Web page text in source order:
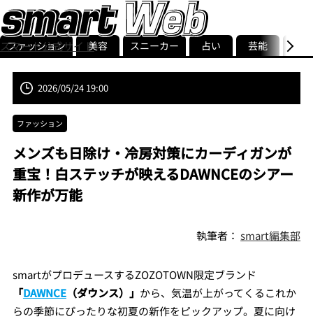
スマート公式サイト
smart最新号
記事一覧ランキング
ストリ
ファッション 美容 スニーカー 占い 芸能 グル
2026/05/24 19:00
ファッション
メンズも日除け・冷房対策にカーディガンが
重宝！白ステッチが映えるDAWNCEのシアー
新作が万能
執筆者：smart編集部
smartがプロデュースするZOZOTOWN限定ブランド
「DAWNCE（ダウンス）」 から、気温が上がってくるこれか
らの季節にぴったりな初夏の新作をピックアップ。夏に向け